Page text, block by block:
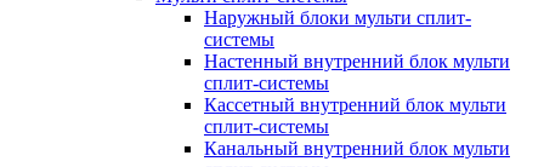
Наружный блоки мульти сплит-
системы
Настенный внутренний блок мульти
сплит-системы
Кассетный внутренний блок мульти
сплит-системы
Канальный внутренний блок мульти